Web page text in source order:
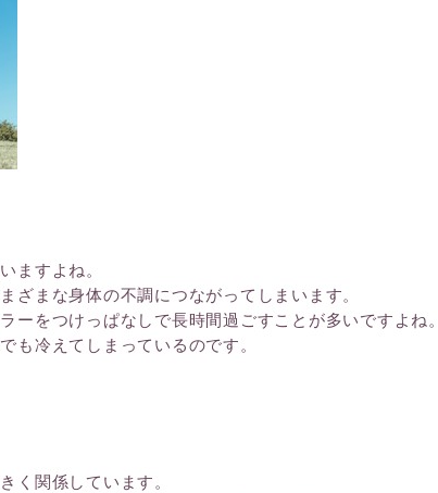
ますよね。
ざまな身体の不調につながってしまいます。
ーをつけっぱなしで長時間過ごすことが多いですよね。
も冷えてしまっているのです。
く関係しています。